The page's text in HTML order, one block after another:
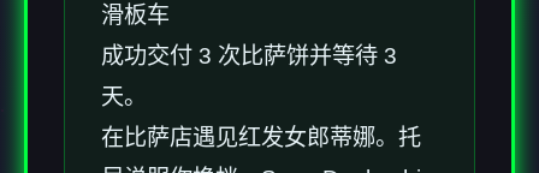
滑板车
成功交付 3 次比萨饼并等待 3
天。
在比萨店遇见红发女郎蒂娜。托